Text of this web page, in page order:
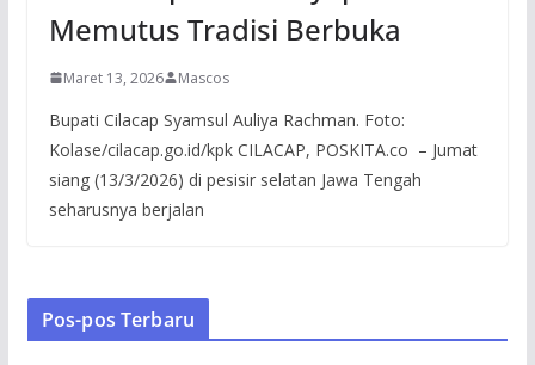
Memutus Tradisi Berbuka
Maret 13, 2026 Mascos
Bupati Cilacap Syamsul Auliya Rachman. Foto:
Kolase/cilacap.go.id/kpk CILACAP, POSKITA.co – Jumat
siang (13/3/2026) di pesisir selatan Jawa Tengah
seharusnya berjalan
Pos-pos Terbaru